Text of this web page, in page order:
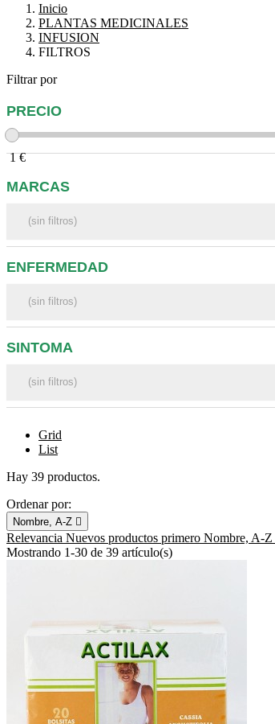
Inicio
PLANTAS MEDICINALES
INFUSION
FILTROS
Filtrar por
PRECIO
1 €
MARCAS
ENFERMEDAD
SINTOMA
Grid
List
Hay 39 productos.
Ordenar por:
Nombre, A-Z 
Relevancia Nuevos productos primero Nombre, A-Z
Mostrando 1-30 de 39 artículo(s)